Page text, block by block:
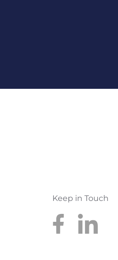
Keep in Touch